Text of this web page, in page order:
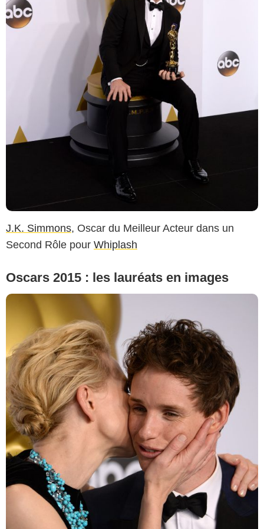
J.K. Simmons, Oscar du Meilleur Acteur dans un
Second Rôle pour Whiplash
Oscars 2015 : les lauréats en images